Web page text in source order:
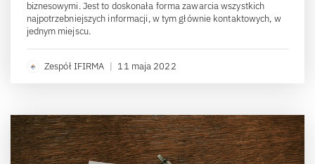
biznesowymi. Jest to doskonała forma zawarcia wszystkich
najpotrzebniejszych informacji, w tym głównie kontaktowych, w
jednym miejscu.
Zespół IFIRMA | 11 maja 2022